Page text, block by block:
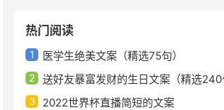
热门阅读
1 医学生绝美文案（精选75句）
2 送好友暴富发财的生日文案（精选240
3 2022世界杯直播简短的文案